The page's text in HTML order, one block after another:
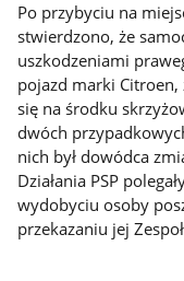
Po przybyciu na
stwierdzono, że
uszkodzeniami
pojazd marki
się na środku
dwóch
nich był dowódca
Działania PSP
wydobyciu osoby
przekazaniu jej